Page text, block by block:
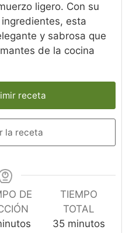
ligero. Con su
esta
y sabrosa que
de la cocina
receta
la receta
DE
TIEMPO
TOTAL
35mminutos